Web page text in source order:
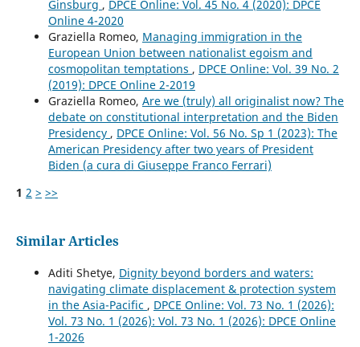
Ginsburg , DPCE Online: Vol. 45 No. 4 (2020): DPCE
Online 4-2020
Graziella Romeo, Managing immigration in the
European Union between nationalist egoism and
cosmopolitan temptations , DPCE Online: Vol. 39 No. 2
(2019): DPCE Online 2-2019
Graziella Romeo, Are we (truly) all originalist now? The
debate on constitutional interpretation and the Biden
Presidency , DPCE Online: Vol. 56 No. Sp 1 (2023): The
American Presidency after two years of President
Biden (a cura di Giuseppe Franco Ferrari)
1 2 > >>
Similar Articles
Aditi Shetye, Dignity beyond borders and waters:
navigating climate displacement & protection system
in the Asia-Pacific , DPCE Online: Vol. 73 No. 1 (2026):
Vol. 73 No. 1 (2026): Vol. 73 No. 1 (2026): DPCE Online
1-2026